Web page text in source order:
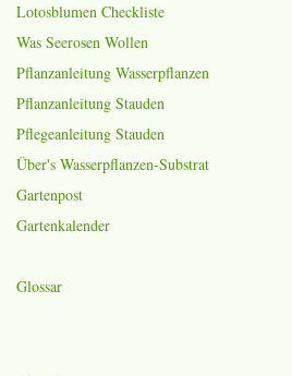
Lotosblumen Checkliste
Was Seerosen Wollen
Pflanzanleitung Wasserpflanzen
Pflanzanleitung Stauden
Pflegeanleitung Stauden
Über's Wasserpflanzen-Substrat
Gartenpost
Gartenkalender
Glossar